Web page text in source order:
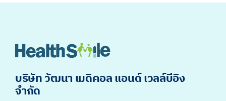
บริษัท วัฒนา เมดิคอล แอนด์ เวลล์บีอิง
จำกัด